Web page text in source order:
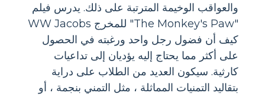
والعواقب الوخيمة المترتبة على ذلك. يدرس فيلم
"The Monkey's Paw" للمخرج WW Jacobs
كيف أن فضول رجل واحد ورغبته في الحصول
على أكثر مما يحتاج إليه يؤديان إلى تداعيات
كارثية. سيكون العديد من الطلاب على دراية
بتقاليد التمنيات المماثلة ، مثل التمني بنجمة ، أو